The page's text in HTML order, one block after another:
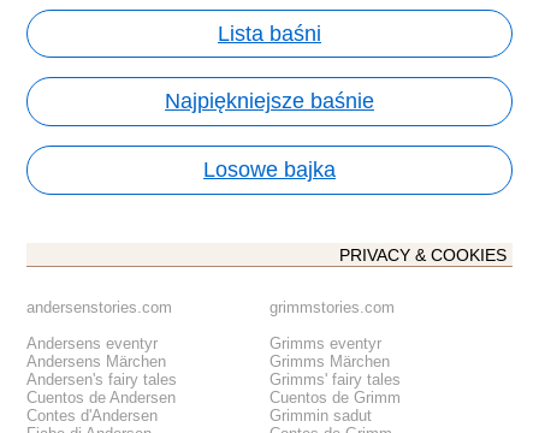
Lista baśni
Najpiękniejsze baśnie
Losowe bajka
PRIVACY & COOKIES
andersenstories.com
Andersens eventyr
Andersens Märchen
Andersen's fairy tales
Cuentos de Andersen
Contes d'Andersen
grimmstories.com
Grimms eventyr
Grimms Märchen
Grimms' fairy tales
Cuentos de Grimm
Grimmin sadut